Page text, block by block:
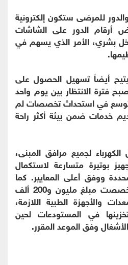
للمرضى ستكون إلكترونية
أرقام الدور على الشاشات
بشري، الأمر الذي يسهم في
أيضاً تسهيل الحصول على
فترة الانتظار بين يوم واحد
في استحداث تخصصات لم
خدمات ضمن بيئة أكثر راحة
لجميع مرافق المبنى،
بوتيرة متسارعة لاستكمال
ووفق أعلى المعايير. كما
أوضح أن وزارة الصحة خصصت مبلغ مليون و200 ألف
والأجهزة الطبية اللازمة،
في المستودعات لحين
وفق الموعد المقرر.